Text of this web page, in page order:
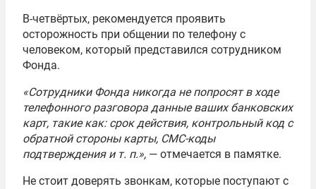
В-четвёртых, рекомендуется проявить
осторожность при общении по телефону с
человеком, который представился сотрудником
Фонда.
«Сотрудники Фонда никогда не попросят в ходе
телефонного разговора данные ваших банковских
карт, такие как: срок действия, контрольный код с
обратной стороны карты, СМС-коды
подтверждения и т. п.», — отмечается в памятке.
Не стоит доверять звонкам, которые поступают с